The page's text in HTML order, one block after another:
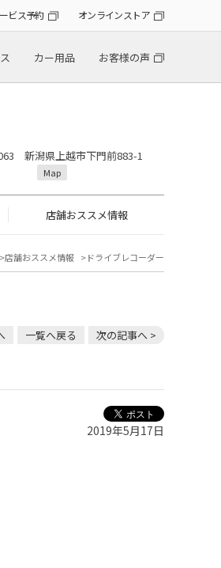
ビス予約 オンラインストア
カー用品 お客様の声
新潟県上越市下門前883-1
Map
店舗おススメ情報
店舗おススメ情報 ドライブレコーダー
一覧へ戻る 次の記事へ >
2019年5月17日